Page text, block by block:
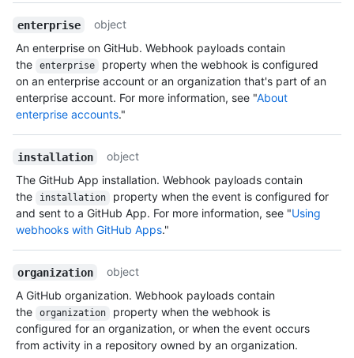
enterprise
object
An enterprise on GitHub. Webhook payloads contain
the
enterprise
property when the webhook is configured
on an enterprise account or an organization that's part of an
enterprise account. For more information, see "About
enterprise accounts."
installation
object
The GitHub App installation. Webhook payloads contain
the
installation
property when the event is configured for
and sent to a GitHub App. For more information, see "Using
webhooks with GitHub Apps."
organization
object
A GitHub organization. Webhook payloads contain
the
organization
property when the webhook is
configured for an organization, or when the event occurs
from activity in a repository owned by an organization.